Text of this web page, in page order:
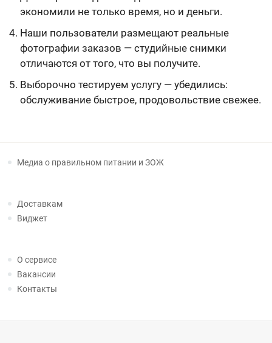
экономили не только время, но и деньги.
Наши пользователи размещают реальные
фотографии заказов — студийные снимки
отличаются от того, что вы получите.
Выборочно тестируем услугу — убедились:
обслуживание быстрое, продовольствие свежее.
Медиа о правильном питании и ЗОЖ
Доставкам
Виджет
О сервисе
Вакансии
Контакты